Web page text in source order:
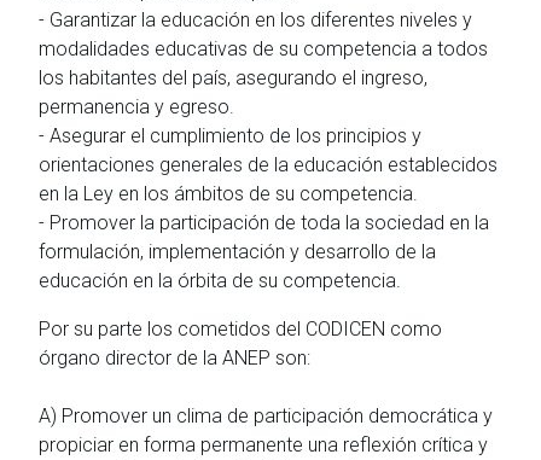
- Garantizar la educación en los diferentes niveles y
modalidades educativas de su competencia a todos
los habitantes del país, asegurando el ingreso,
permanencia y egreso.
- Asegurar el cumplimiento de los principios y
orientaciones generales de la educación establecidos
en la Ley en los ámbitos de su competencia.
- Promover la participación de toda la sociedad en la
formulación, implementación y desarrollo de la
educación en la órbita de su competencia.
Por su parte los cometidos del CODICEN como
órgano director de la ANEP son:
A) Promover un clima de participación democrática y
propiciar en forma permanente una reflexión crítica y